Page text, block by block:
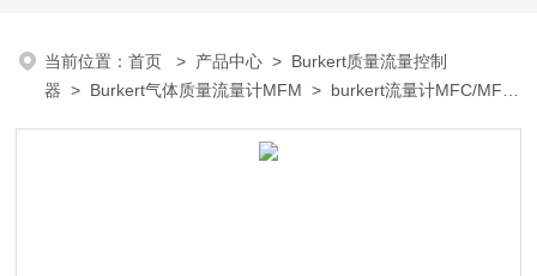
当前位置：首页 > 产品中心 > Burkert质量流量控制
器 > Burkert气体质量流量计MFM > burkert流量计MFC/MFM